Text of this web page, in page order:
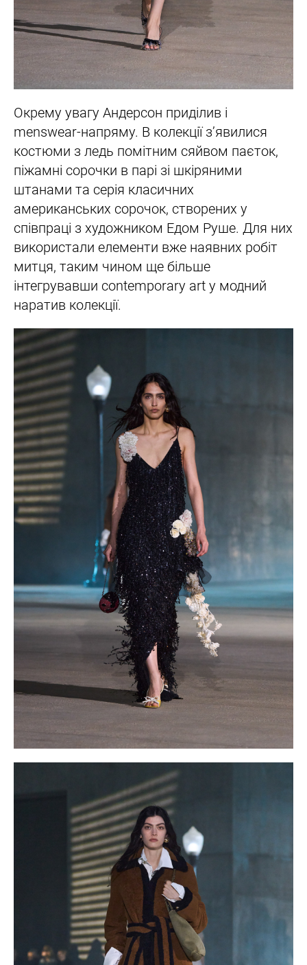
Окрему увагу Андерсон приділив і
menswear-напряму. В колекції з’явилися
костюми з ледь помітним сяйвом паєток,
піжамні сорочки в парі зі шкіряними
штанами та серія класичних
американських сорочок, створених у
співпраці з художником Едом Руше. Для них
використали елементи вже наявних робіт
митця, таким чином ще більше
інтегрувавши contemporary art у модний
наратив колекції.